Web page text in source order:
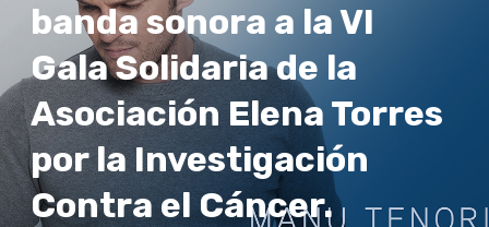
banda sonora a la VI
Gala Solidaria de la
Asociación Elena Torres
por la Investigación
Contra el Cáncer.